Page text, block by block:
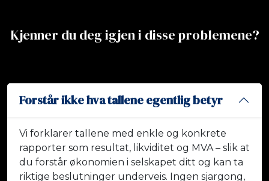
Kjenner du deg igjen i disse problemene?
Forstår ikke hva tallene egentlig betyr
Vi forklarer tallene med enkle og konkrete
rapporter som resultat, likviditet og MVA – slik at
du forstår økonomien i selskapet ditt og kan ta
riktige beslutninger underveis. Ingen sjargong,